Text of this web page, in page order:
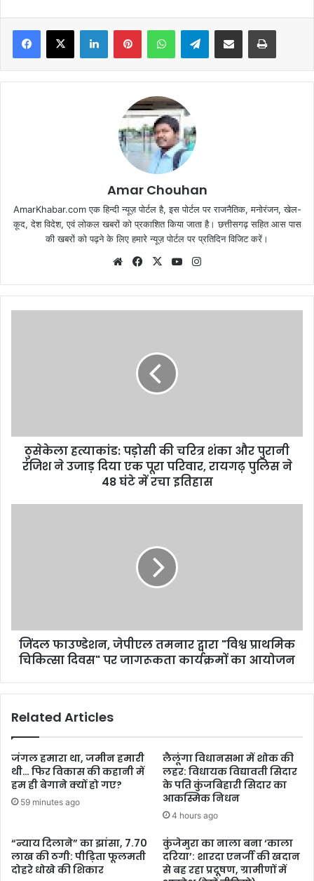
Facebook
X LinkedInPinterestWhatsAppTelegramShare via Email Print
Amar Chouhan
AmarKhabar.com एक हिन्दी न्यूज़ पोर्टल है, इस पोर्टल पर राजनैतिक, मनोरंजन, खेल-
कूद, देश विदेश, एवं लोकल खबरों को प्रकाशित किया जाता है। छत्तीसगढ़ सहित आस पास
की खबरों को पढ़ने के लिए हमारे न्यूज़ पोर्टल पर प्रतिदिन विजिट करें।
WebsiteFacebook
X YouTube
ठुसेकेला हत्याकांड: पड़ोसी की चरित्र शंका और पुरानी
रंजिश ने उजाड़ दिया एक पूरा परिवार, रायगढ़ पुलिस ने
48 घंटे में रचा इतिहास
जिंदल फाउण्डेशन, जेपीएल तमनार द्वारा "विश्व प्राथमिक
चिकित्सा दिवस" पर जागरूकता कार्यक्रमों का आयोजन
Related Articles
जंगल हमारा था, जमीन हमारी
थी… फिर विकास की कहानी में
हम ही बेगाने क्यों हो गए?
59 minutes ago
लैलूंगा विधानसभा में शोक की
लहर: विधायक विद्यावती सिदार
के पति कुंजबिहारी सिदार का
आकस्मिक निधन
4 hours ago
“न्याय दिलाने” का झांसा, 7.70
लाख की ठगी: पीड़िता फूलमती
दोहरे धोखे की शिकार
कुंजेमुरा का नाला बना ‘काला
दरिया’: शारदा एनर्जी की खदान
से बह रहा प्रदूषण, ग्रामीणों में